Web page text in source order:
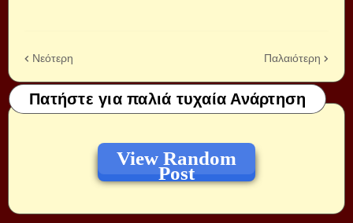
Νεότερη Παλαιότερη
Πατήστε για παλιά τυχαία Ανάρτηση
View Random
Post